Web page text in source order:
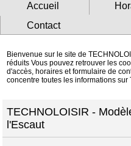
Accueil
Contact
Bienvenue sur le site de
réduits Vous pouvez retrouver les
d'accès, horaires et formulaire de
concentre toutes les informations sur
TECHNOLOISIR -
l'Escaut